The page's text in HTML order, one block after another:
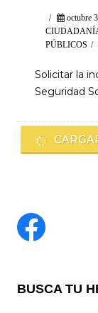
/ octubre
PÚBLICOS /
Solicitar la
Seguridad
BUSCA TU